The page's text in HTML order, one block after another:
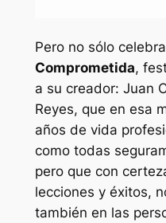
Pero no sólo
Comprometida,
a su creador: Juan
Reyes, que en esa
años de vida
como todas
pero que con
lecciones y éxitos,
también en las